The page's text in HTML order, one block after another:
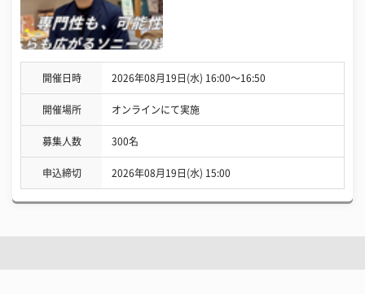
開催日時 2026年08月19日(水) 16:00〜16:50
開催場所 オンラインにて実施
募集人数 300名
申込締切 2026年08月19日(水) 15:00